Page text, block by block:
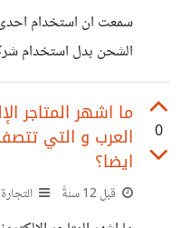
سمعت ان استخدام
الشحن بدل استخدام
اليس قيمة النصف كيلو
الحالة؟
0
ما اشهر المتاجر
العرب و التي
ايضا؟
قبل 12 سنةً